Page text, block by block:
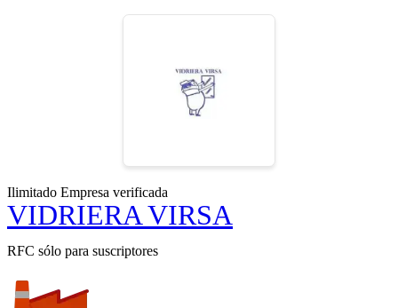
Ilimitado Empresa verificada
VIDRIERA VIRSA
RFC sólo para suscriptores